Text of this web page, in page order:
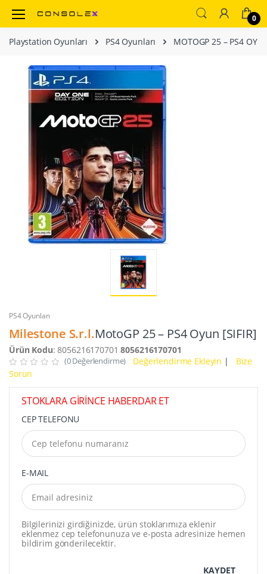
0
Playstation Oyunları PS4 Oyunları MOTOGP 25 – PS4
PS4 Oyunları
Milestone S.r.l.MotoGP 25 – PS4 Oyun [SIFIR]
Ürün Kodu: 80562161707018056216170701
(0 Değerlendirme) Değerlendirme Ekleyin |
Bize
Sorun
STOKLARA GİRİNCE HABERDAR ET
CEP TELEFONU
E-MAIL
Bilgilerinizi girdiğinizde, ürün stoklarımıza eklenir
eklenmez cep telefonunuza ve e-posta adresinize hemen
bildirim gönderilecektir.
KAYDET